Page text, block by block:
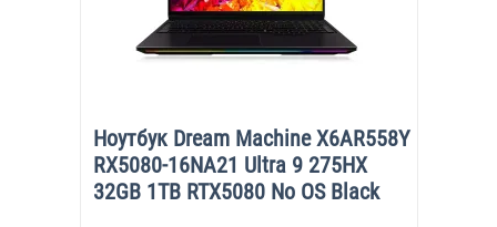
Ноутбук Dream Machine X6AR558Y
RX5080-16NA21 Ultra 9 275HX
32GB 1TB RTX5080 No OS Black